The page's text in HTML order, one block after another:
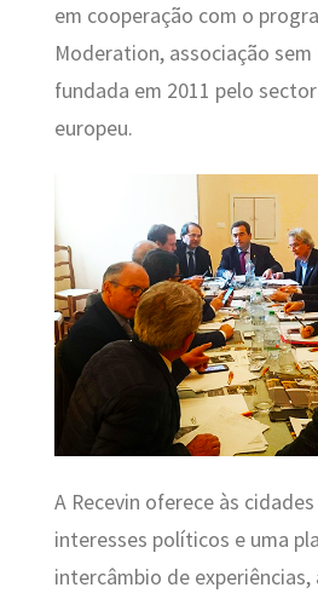
em cooperação com o
Moderation, associação
fundada em 2011 pelo
europeu.
A Recevin oferece às
interesses políticos e uma
intercâmbio de